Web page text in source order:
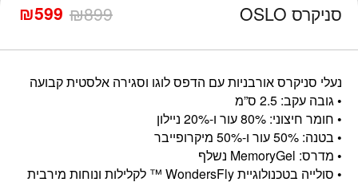
סניקרס OSLO ₪899
המחיר
המקורי
₪899.
₪599 המחיר
הנוכחי
₪599.
נעלי סניקרס אורבניות עם הדפס לוגו וסגירה אלסטית קבועה
• גובה עקב: 2.5 ס”מ
• חומר חיצוני: 80% עור ו-20% ניילון
• בטנה: 50% עור ו-50% מיקרופייבר
• מדרס: MemoryGel נשלף
• סולייה בטכנולוגיית WondersFly ™ לקלילות ונוחות מירבית